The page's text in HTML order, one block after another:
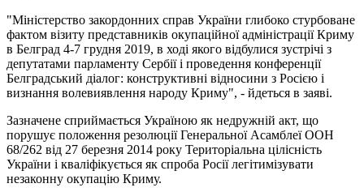
"Міністерство закордонних справ України глибоко стурбоване
фактом візиту представників окупаційної адміністрації Криму
в Белград 4-7 грудня 2019, в ході якого відбулися зустрічі з
депутатами парламенту Сербії і проведення конференції
Белградський діалог: конструктивні відносини з Росією і
визнання волевиявлення народу Криму", - йдеться в заяві.
Зазначене сприймається Україною як недружній акт, що
порушує положення резолюції Генеральної Асамблеї ООН
68/262 від 27 березня 2014 року Територіальна цілісність
України і кваліфікується як спроба Росії легітимізувати
незаконну окупацію Криму.